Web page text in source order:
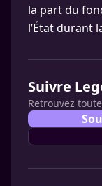
la part du
l’État durant
Suivre
Retrouvez